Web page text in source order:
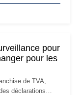
Le
pour
pour les
de TVA,
déclarations…